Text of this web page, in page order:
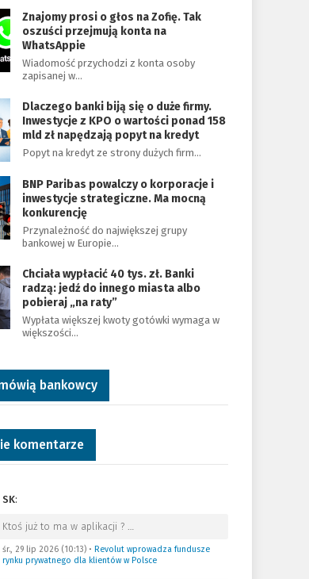
Znajomy prosi o głos na Zofię. Tak
oszuści przejmują konta na
WhatsAppie
Wiadomość przychodzi z konta osoby
zapisanej w…
Dlaczego banki biją się o duże firmy.
Inwestycje z KPO o wartości ponad 158
mld zł napędzają popyt na kredyt
Popyt na kredyt ze strony dużych firm…
BNP Paribas powalczy o korporacje i
inwestycje strategiczne. Ma mocną
konkurencję
Przynależność do największej grupy
bankowej w Europie…
Chciała wypłacić 40 tys. zł. Banki
radzą: jedź do innego miasta albo
pobieraj „na raty”
Wypłata większej kwoty gotówki wymaga w
większości…
bankowcy
komentarze
SK:
Ktoś już to ma w aplikacji ? …
śr., 29 lip 2026 (10:13)• Revolut wprowadza fundusze
rynku prywatnego dla klientów w Polsce